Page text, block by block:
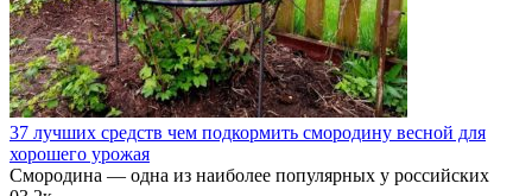
37 лучших средств чем подкормить смородину весной для
хорошего урожая
Смородина — одна из наиболее популярных у российских